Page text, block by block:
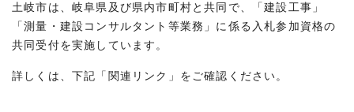
土岐市は、岐阜県及び県内市町村と共同で、「建設工事」
「測量・建設コンサルタント等業務」に係る入札参加資格の
共同受付を実施しています。
詳しくは、下記「関連リンク」をご確認ください。